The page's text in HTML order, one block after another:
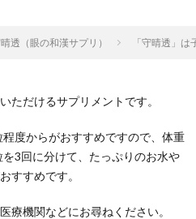
透（眼の和漢サプリ） 「守晴透」
ただけるサプリメントです。
度からがおすすめですので、体重
3回に分けて、たっぷりのお水や
すすめです。
療機関などにお尋ねください。